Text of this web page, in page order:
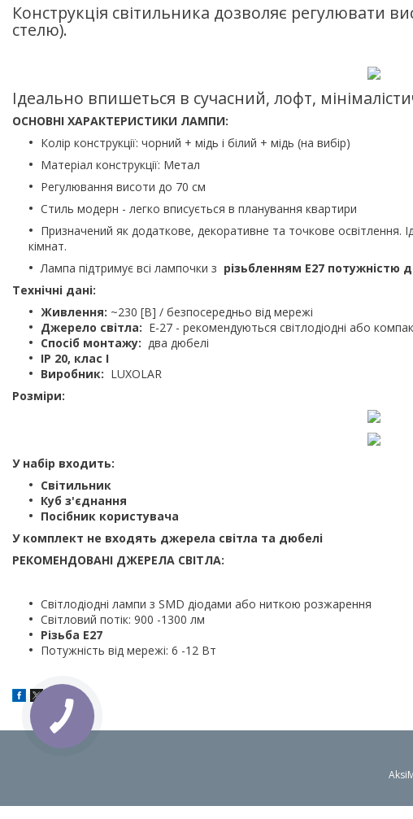
Конструкція світильника дозволяє регулювати
стелю).
Ідеально впишеться в сучасний, лофт,
ОСНОВНІ ХАРАКТЕРИСТИКИ ЛАМПИ:
Колір конструкції: чорний + мідь і білий + мідь (на вибір)
Матеріал конструкції: Метал
Регулювання висоти до 70 см
Стиль модерн - легко вписується в планування квартири
Призначений як додаткове, декоративне та точкове освітлення.
кімнат.
Лампа підтримує всі лампочки з різьбленням E27 потужністю
Технічні дані:
Живлення: ~230 [В] / безпосередньо від мережі
Джерело світла: E-27 - рекомендуються світлодіодні або
Спосіб монтажу: два дюбелі
IP 20, клас I
Виробник: LUXOLAR
Розміри:
У набір входить:
Світильник
Куб з'єднання
Посібник користувача
У комплект не входять джерела світла та дюбелі
РЕКОМЕНДОВАНІ ДЖЕРЕЛА СВІТЛА:
Світлодіодні лампи з SMD діодами або ниткою розжарення
Світловий потік: 900 -1300 лм
Різьба E27
Потужність від мережі: 6 -12 Вт